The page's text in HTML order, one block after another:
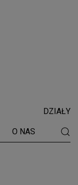
DZIAŁY
O NAS